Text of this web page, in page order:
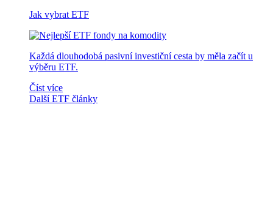
Jak vybrat ETF
Každá dlouhodobá pasivní investiční cesta by měla začít u
výběru ETF.
Číst více
Další ETF články